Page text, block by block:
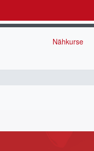
Nähkurse